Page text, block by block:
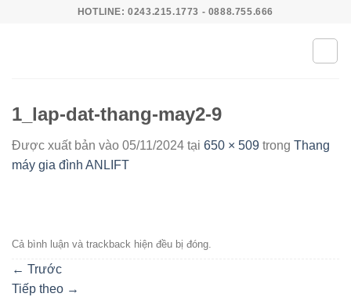
HOTLINE: 0243.215.1773 - 0888.755.666
1_lap-dat-thang-may2-9
Được xuất bản vào 05/11/2024 tại 650 × 509 trong Thang
máy gia đình ANLIFT
Cả bình luận và trackback hiện đều bị đóng.
← Trước
Tiếp theo →